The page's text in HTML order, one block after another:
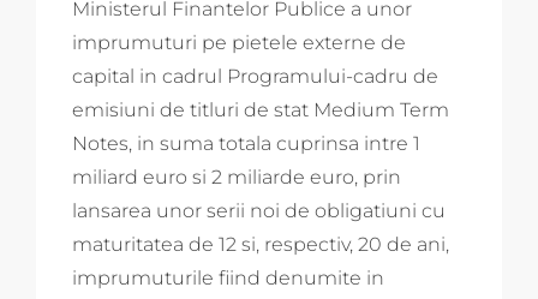
Ministerul Finantelor Publice a unor
imprumuturi pe pietele externe de
capital in cadrul Programului-cadru de
emisiuni de titluri de stat Medium Term
Notes, in suma totala cuprinsa intre 1
miliard euro si 2 miliarde euro, prin
lansarea unor serii noi de obligatiuni cu
maturitatea de 12 si, respectiv, 20 de ani,
imprumuturile fiind denumite in